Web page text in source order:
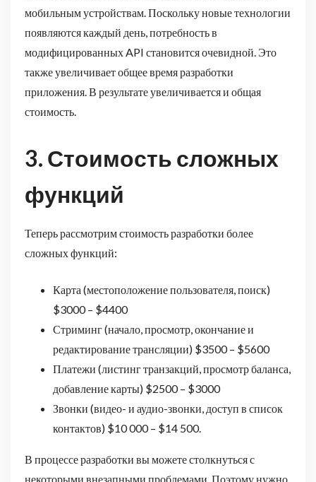
мобильным устройствам. Поскольку новые технологии
появляются каждый день, потребность в
модифицированных API становится очевидной. Это
также увеличивает общее время разработки
приложения. В результате увеличивается и общая
стоимость.
3. Стоимость сложных
функций
Теперь рассмотрим стоимость разработки более
сложных функций:
Карта (местоположение пользователя, поиск)
$3000 – $4400
Стриминг (начало, просмотр, окончание и
редактирование трансляции) $3500 – $5600
Платежи (листинг транзакций, просмотр баланса,
добавление карты) $2500 – $3000
Звонки (видео- и аудио-звонки, доступ в список
контактов) $10 000 – $14 500.
В процессе разработки вы можете столкнуться с
некоторыми внезапными проблемами. Поэтому нужно